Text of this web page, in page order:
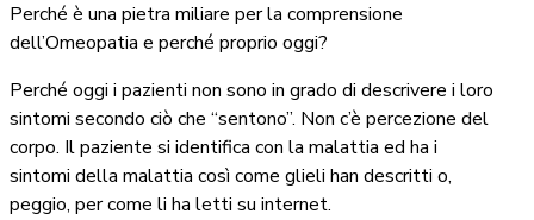
Perché è una pietra miliare per la comprensione
dell’Omeopatia e perché proprio oggi?
Perché oggi i pazienti non sono in grado di descrivere i loro
sintomi secondo ciò che “sentono”. Non c’è percezione del
corpo. Il paziente si identifica con la malattia ed ha i
sintomi della malattia così come glieli han descritti o,
peggio, per come li ha letti su internet.